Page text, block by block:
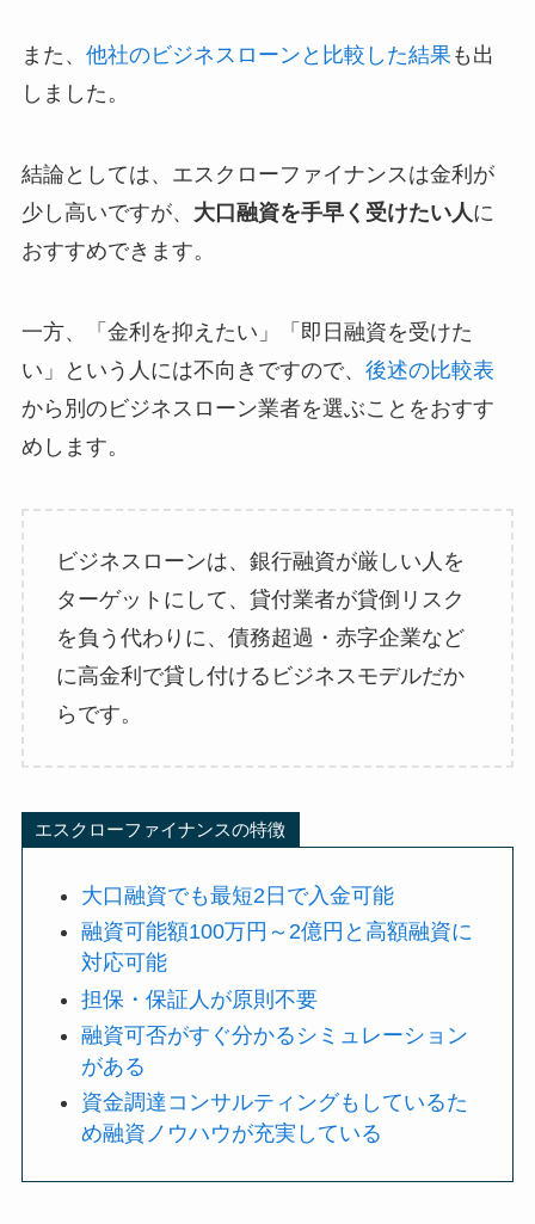
また、 他社のビジネスローンと比較した結果 も出
しました。
結論としては、エスクローファイナンスは金利が
少し高いですが、 大口融資を手早く受けたい人 に
おすすめできます。
一方、「金利を抑えたい」「即日融資を受けた
い」という人には不向きですので、 後述の比較表
から別のビジネスローン業者を選ぶことをおすす
めします。
ビジネスローンは、銀行融資が厳しい人を
ターゲットにして、貸付業者が貸倒リスク
を負う代わりに、債務超過・赤字企業など
に高金利で貸し付けるビジネスモデルだか
らです。
エスクローファイナンスの特徴
大口融資でも最短2日で入金可能
融資可能額100万円～2億円と高額融資に
対応可能
担保・保証人が原則不要
融資可否がすぐ分かるシミュレーション
がある
資金調達コンサルティングもしているた
め融資ノウハウが充実している